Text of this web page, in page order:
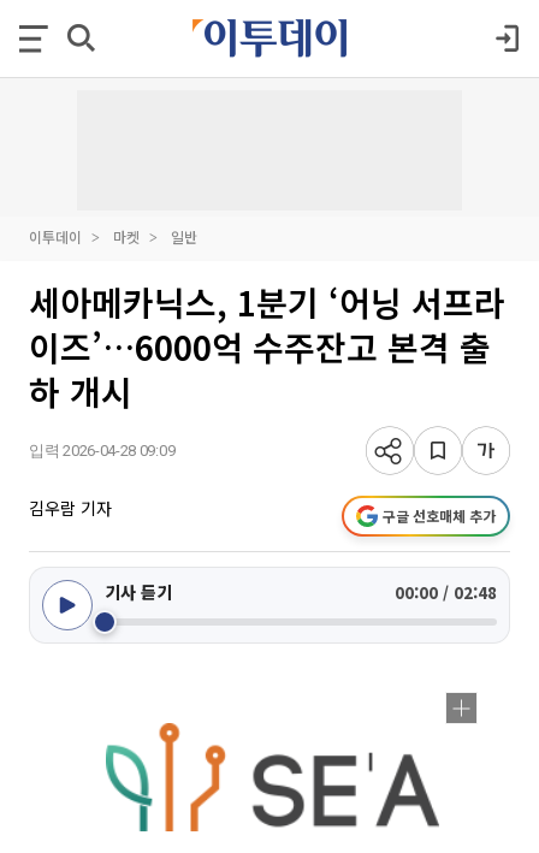
이투데이 마켓 일반
세아메카닉스, 1분기 ‘어닝 서프라
이즈’…6000억 수주잔고 본격 출
하 개시
입력 2026-04-28 09:09
김우람 기자 구글 선호매체 추가
기사 듣기 00:00 / 02:48